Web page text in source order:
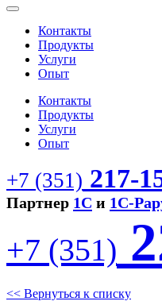
Контакты
Продукты
Услуги
Опыт
Контакты
Продукты
Услуги
Опыт
+7 (351) 217-
Партнер 1С и 1С-
+7 (351)
<< Вернуться к списку